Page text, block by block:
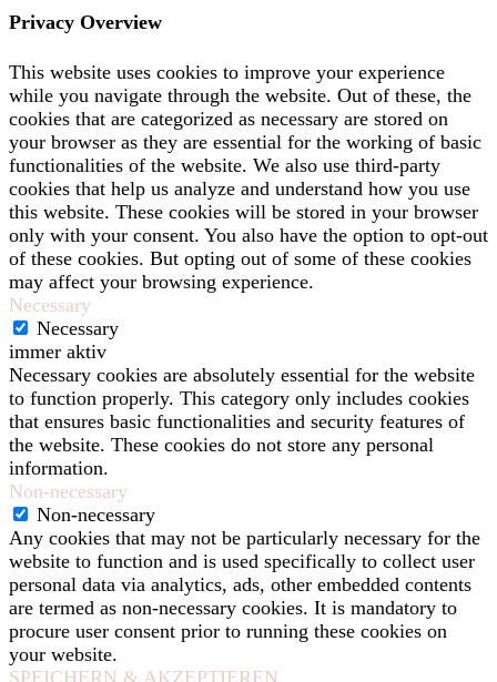
Privacy Overview
This website uses cookies to improve your experience
while you navigate through the website. Out of these, the
cookies that are categorized as necessary are stored on
your browser as they are essential for the working of basic
functionalities of the website. We also use third-party
cookies that help us analyze and understand how you use
this website. These cookies will be stored in your browser
only with your consent. You also have the option to opt-out
of these cookies. But opting out of some of these cookies
may affect your browsing experience.
Necessary
Necessary
immer aktiv
Necessary cookies are absolutely essential for the website
to function properly. This category only includes cookies
that ensures basic functionalities and security features of
the website. These cookies do not store any personal
information.
Non-necessary
Non-necessary
Any cookies that may not be particularly necessary for the
website to function and is used specifically to collect user
personal data via analytics, ads, other embedded contents
are termed as non-necessary cookies. It is mandatory to
procure user consent prior to running these cookies on
your website.
SPEICHERN & AKZEPTIEREN